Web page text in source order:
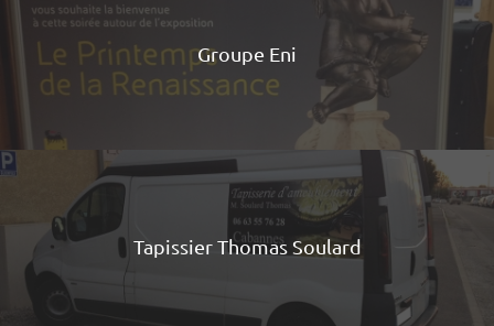
Groupe Eni
Tapissier Thomas Soulard